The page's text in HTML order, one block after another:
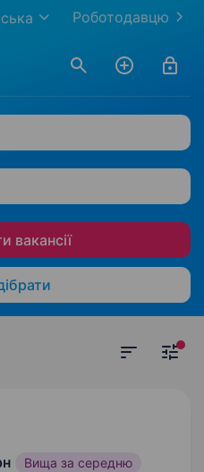
Роботодавцю
вакансії
Вища за середню